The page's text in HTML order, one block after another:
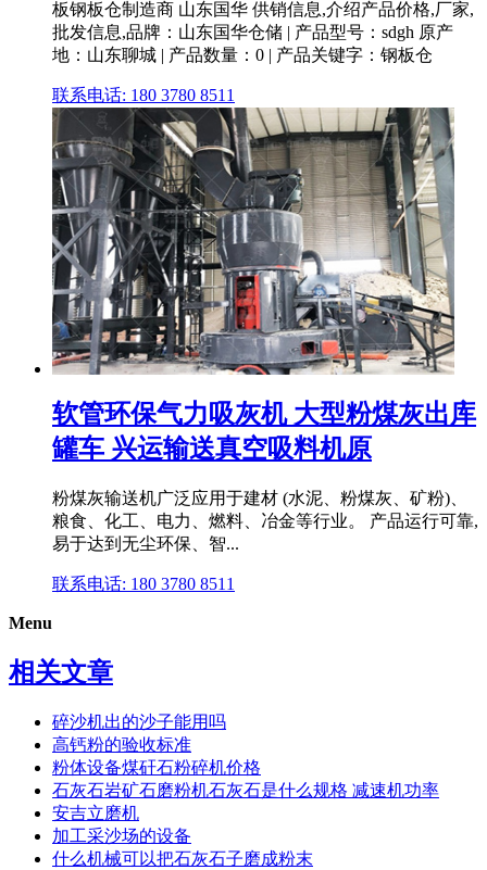
板钢板仓制造商 山东国华 供销信息,介绍产品价格,厂家,
批发信息,品牌：山东国华仓储 | 产品型号：sdgh 原产
地：山东聊城 | 产品数量：0 | 产品关键字：钢板仓
联系电话: 180 3780 8511
软管环保气力吸灰机 大型粉煤灰出库
罐车 兴运输送真空吸料机原
粉煤灰输送机广泛应用于建材 (水泥、粉煤灰、矿粉)、
粮食、化工、电力、燃料、冶金等行业。 产品运行可靠,
易于达到无尘环保、智...
联系电话: 180 3780 8511
Menu
相关文章
碎沙机出的沙子能用吗
高钙粉的验收标准
粉体设备煤矸石粉碎机价格
石灰石岩矿石磨粉机石灰石是什么规格 减速机功率
安吉立磨机
加工采沙场的设备
什么机械可以把石灰石子磨成粉末